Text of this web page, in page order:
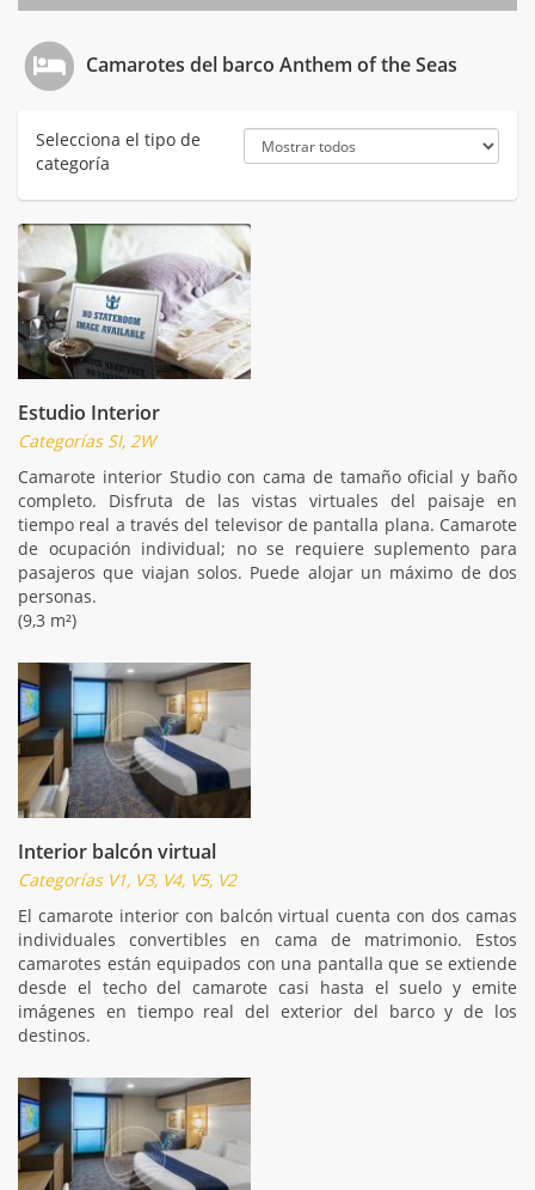
Camarotes del barco Anthem of the Seas
Selecciona el tipo de
categoría
Estudio Interior
Categorías SI, 2W
Camarote interior Studio con cama de tamaño oficial y baño
completo. Disfruta de las vistas virtuales del paisaje en
tiempo real a través del televisor de pantalla plana. Camarote
de ocupación individual; no se requiere suplemento para
pasajeros que viajan solos. Puede alojar un máximo de dos
personas.
(9,3 m²)
Interior balcón virtual
Categorías V1, V3, V4, V5, V2
El camarote interior con balcón virtual cuenta con dos camas
individuales convertibles en cama de matrimonio. Estos
camarotes están equipados con una pantalla que se extiende
desde el techo del camarote casi hasta el suelo y emite
imágenes en tiempo real del exterior del barco y de los
destinos.